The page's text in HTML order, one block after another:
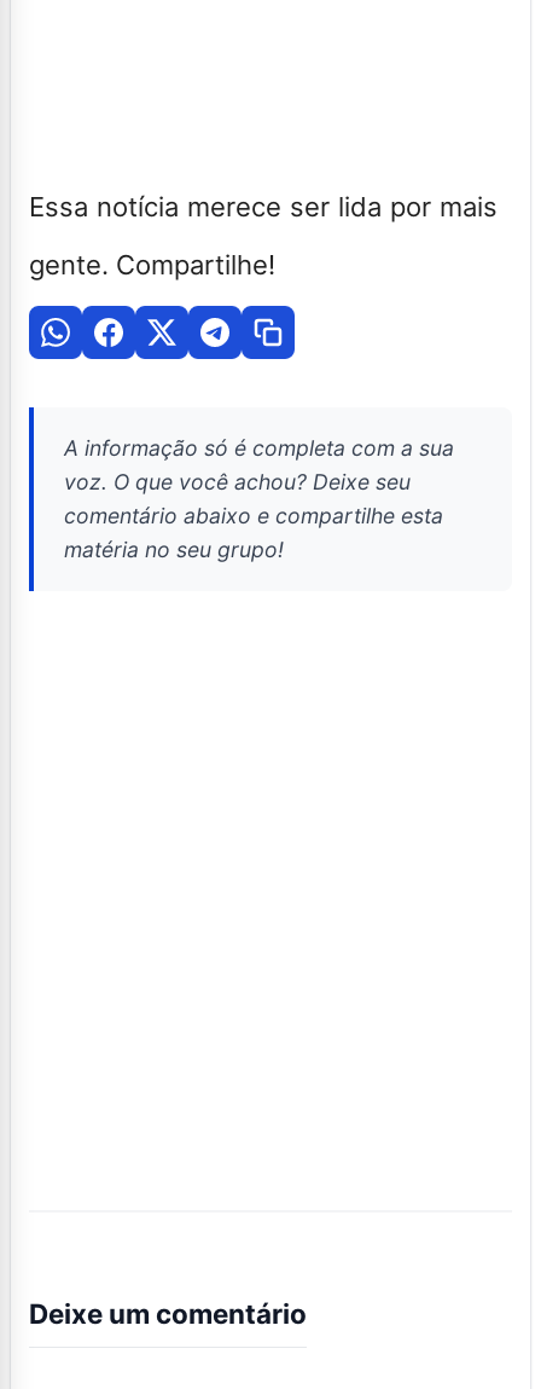
Essa notícia merece ser lida por mais
gente. Compartilhe!
A informação só é completa com a sua
voz. O que você achou? Deixe seu
comentário abaixo e compartilhe esta
matéria no seu grupo!
Deixe um comentário